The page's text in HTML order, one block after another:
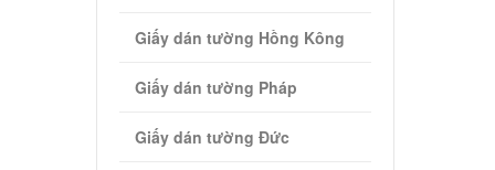
Giấy dán tường Hồng Kông
Giấy dán tường Pháp
Giấy dán tường Đức